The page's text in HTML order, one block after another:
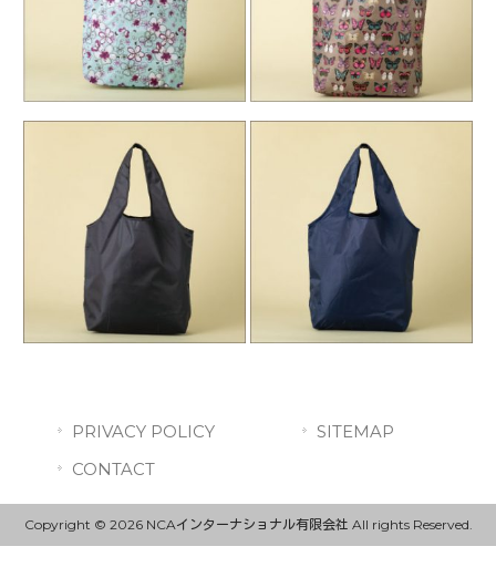
PRIVACY POLICY
SITEMAP
CONTACT
Copyright © 2026 NCAインターナショナル有限会社 All rights Reserved.